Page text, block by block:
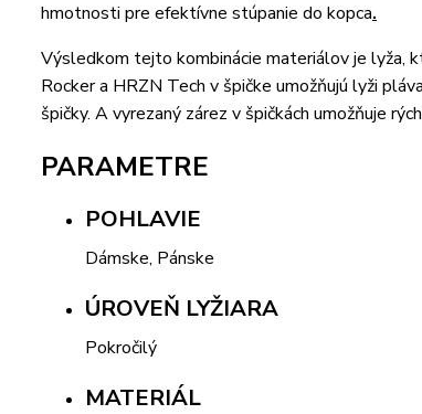
hmotnosti pre efektívne stúpanie do kopca.
Výsledkom tejto kombinácie materiálov je lyža,
Rocker a HRZN Tech v špičke umožňujú lyži
špičky. A vyrezaný zárez v špičkách umožňuje
PARAMETRE
POHLAVIE
Dámske, Pánske
ÚROVEŇ LYŽIARA
Pokročilý
MATERIÁL